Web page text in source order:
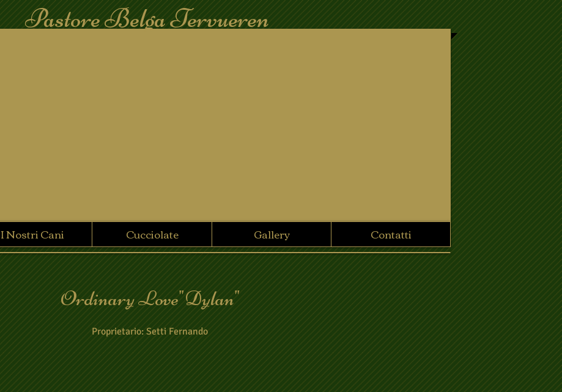
Pastore Belga Tervueren
I Nostri Cani Cucciolate Gallery Contatti
Ordinary Love"Dylan"
Proprietario: Setti Fernando